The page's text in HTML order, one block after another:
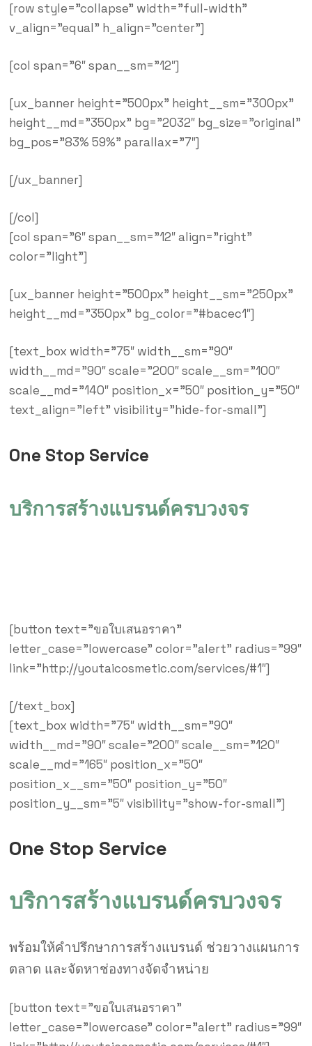
[row style=”collapse” width=”full-width”
v_align=”equal” h_align=”center”]
[col span=”6″ span__sm=”12″]
[ux_banner height=”500px” height__sm=”300px”
height__md=”350px” bg=”2032″ bg_size=”original”
bg_pos=”83% 59%” parallax=”7″]
[/ux_banner]
[/col]
[col span=”6″ span__sm=”12″ align=”right”
color=”light”]
[ux_banner height=”500px” height__sm=”250px”
height__md=”350px” bg_color=”#bacec1″]
[text_box width=”75″ width__sm=”90″
width__md=”90″ scale=”200″ scale__sm=”100″
scale__md=”140″ position_x=”50″ position_y=”50″
text_align=”left” visibility=”hide-for-small”]
One Stop Service
บริการสร้างแบรนด์ครบวงจร
[button text=”ขอใบเสนอราคา”
letter_case=”lowercase” color=”alert” radius=”99″
link=”http://youtaicosmetic.com/services/#1″]
[/text_box]
[text_box width=”75″ width__sm=”90″
width__md=”90″ scale=”200″ scale__sm=”120″
scale__md=”165″ position_x=”50″
position_x__sm=”50″ position_y=”50″
position_y__sm=”5″ visibility=”show-for-small”]
One Stop Service
บริการสร้างแบรนด์ครบวงจร
พร้อมให้คำปรึกษาการสร้างแบรนด์ ช่วยวางแผนการ
ตลาด และจัดหาช่องทางจัดจำหน่าย
[button text=”ขอใบเสนอราคา”
letter_case=”lowercase” color=”alert” radius=”99″